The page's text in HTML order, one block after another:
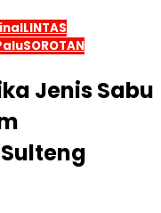
LINTAS
SOROTAN
Jenis Sabu